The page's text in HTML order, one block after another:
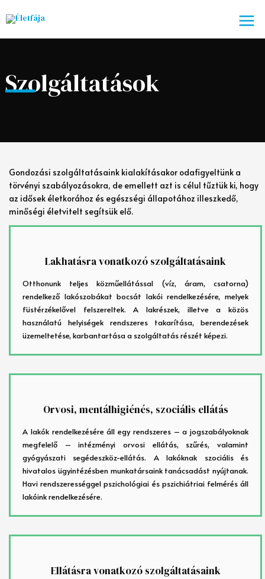
to
Szolgáltatások
Gondozási szolgáltatásaink kialakításakor odafigyeltünk a
törvényi szabályozásokra, de emellett azt is célul tűztük ki, hogy
az idősek életkorához és egészségi állapotához illeszkedő,
minőségi életvitelt segítsük elő.
Lakhatásra vonatkozó szolgáltatásaink
Otthonunk teljes közműellátással (víz, áram, csatorna)
rendelkező lakószobákat bocsát lakói rendelkezésére, melyek
füstérzékelővel felszereltek. A lakrészek, illetve a közös
használatú helyiségek rendszeres takarítása, berendezések
üzemeltetése, karbantartása a szolgáltatás részét képezi.
Orvosi, mentálhigiénés, szociális ellátás
A lakók rendelkezésére áll egy rendszeres – a jogszabályoknak
megfelelő – intézményi orvosi ellátás, szűrés, valamint
gyógyászati segédeszköz-ellátás. A lakóknak szociális és
hivatalos ügyintézésben munkatársaink tanácsadást nyújtanak.
Havi rendszerességgel pszichológiai és pszichiátriai felmérés áll
lakóink rendelkezésére.
Ellátásra vonatkozó szolgáltatásaink